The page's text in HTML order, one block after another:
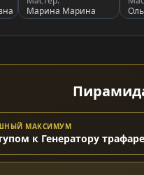
Марина Марина
МАКСИМУМ
к Генератору